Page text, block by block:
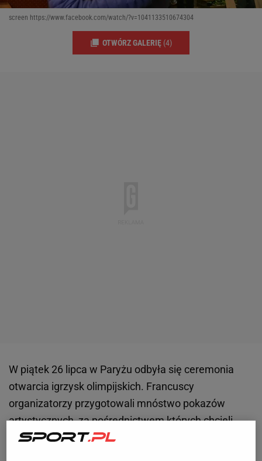
screen https://www.facebook.com/watch/?v=1041133510674304
OTWÓRZ GALERIĘ (4)
W piątek 26 lipca w Paryżu odbyła się ceremonia
otwarcia igrzysk olimpijskich. Francuscy
organizatorzy przygotowali mnóstwo pokazów
artystycznych, za pośrednictwem których chcieli
opowiedzieć o swojej historii oraz panujących